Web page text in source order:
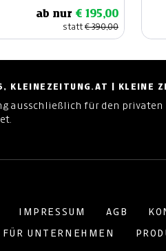
ab nur € 195,00
statt€ 390,00
KLEINEZEITUNG.AT | KLEINE
ausschließlich für den privaten
IMPRESSUM AGB
FÜR UNTERNEHMEN